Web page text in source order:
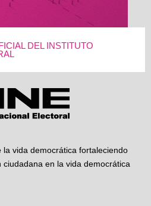
DEL INSTITUTO
vida democrática fortaleciendo
en la vida democrática